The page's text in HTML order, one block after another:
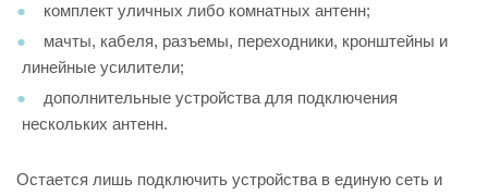
комплект уличных либо комнатных антенн;
мачты, кабеля, разъемы, переходники, кронштейны и
линейные усилители;
дополнительные устройства для подключения
нескольких антенн.
Остается лишь подключить устройства в единую сеть и